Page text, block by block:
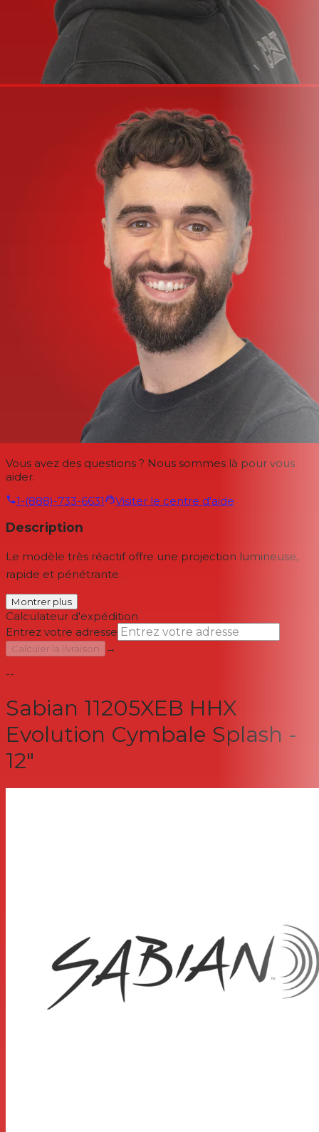
Vous avez des questions ? Nous sommes là pour vous
aider.
1-(888)-733-6631
Visiter le centre d'aide
Description
Le modèle très réactif offre une projection lumineuse,
rapide et pénétrante.
Montrer plus
Calculateur d'expédition
Entrez votre adresse
Calculer la livraison
→
--
Sabian 11205XEB HHX
Evolution Cymbale Splash -
12"